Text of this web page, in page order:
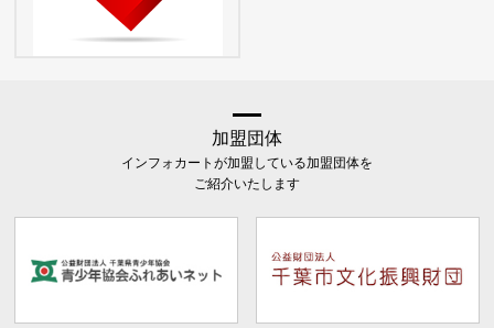
加盟団体
インフォカートが加盟している加盟団体を
ご紹介いたします